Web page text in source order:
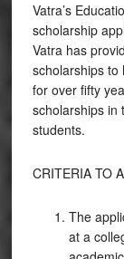
Vatra’s
scholarship
Vatra has
scholarships to
for over fifty
scholarships in
students.
CRITERIA TO
The
at a